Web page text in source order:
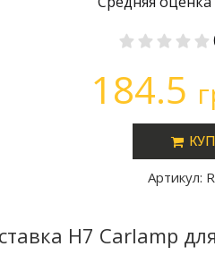
184.5
Артикул:
H7 Carlamp